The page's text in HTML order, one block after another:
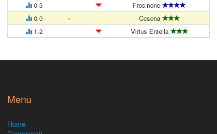
0-3
Frosinone
0-0
=
Cesena
1-2
Virtus Entella
Menu
Home